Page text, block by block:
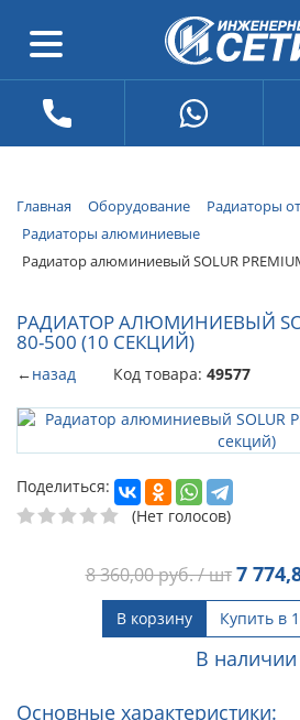
Главная Оборудование
Радиаторы
Радиаторы алюминиевые
Радиатор алюминиевый SOLUR
РАДИАТОР АЛЮМИНИЕВЫЙ
80-500 (10 СЕКЦИЙ)
←назад Код товара: 49577
Поделиться:
(Нет голосов)
8 360,00руб. / шт 7
В корзину Купить в
В наличии
Основные характеристики: